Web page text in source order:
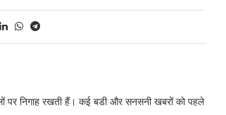
पर निगाह रखती हैं। कई बडी और सनसनी खबरों को पहले